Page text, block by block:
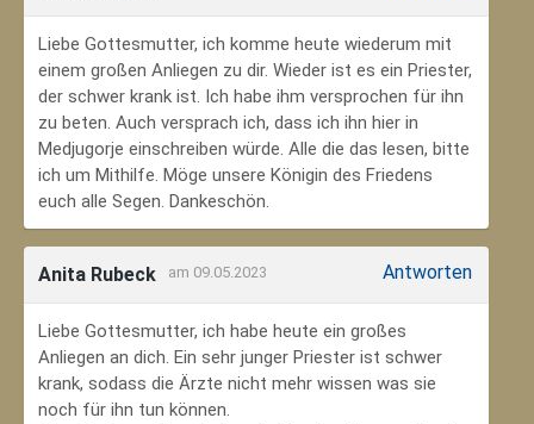
Liebe Gottesmutter, ich komme heute wiederum mit
einem großen Anliegen zu dir. Wieder ist es ein Priester,
der schwer krank ist. Ich habe ihm versprochen für ihn
zu beten. Auch versprach ich, dass ich ihn hier in
Medjugorje einschreiben würde. Alle die das lesen, bitte
ich um Mithilfe. Möge unsere Königin des Friedens
euch alle Segen. Dankeschön.
Anita Rubeck am 09.05.2023 Antworten
Liebe Gottesmutter, ich habe heute ein großes
Anliegen an dich. Ein sehr junger Priester ist schwer
krank, sodass die Ärzte nicht mehr wissen was sie
noch für ihn tun können.